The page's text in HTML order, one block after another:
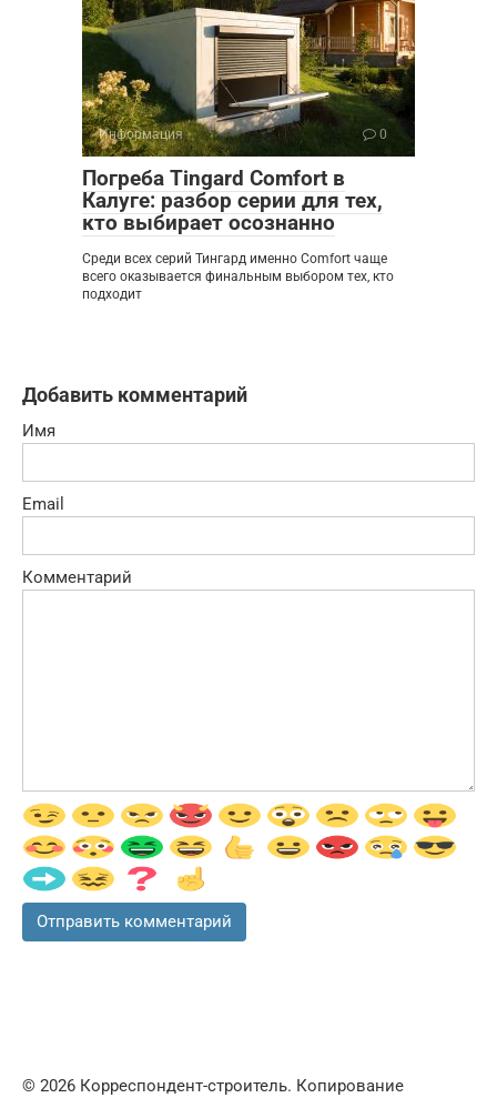
Информация 0
Погреба Tingard Comfort в
Калуге: разбор серии для тех,
кто выбирает осознанно
Среди всех серий Тингард именно Comfort чаще
всего оказывается финальным выбором тех, кто
подходит
Добавить комментарий
Имя
Email
Комментарий
© 2026 Корреспондент-строитель. Копирование